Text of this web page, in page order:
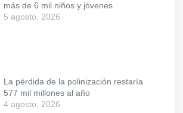
más de 6 mil niños y jóvenes
5 agosto, 2026
La pérdida de la polinización restaría
577 mil millones al año
4 agosto, 2026